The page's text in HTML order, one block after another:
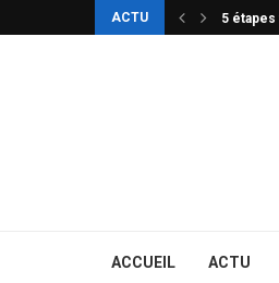
ACTU 5
ACCUEIL ACTU